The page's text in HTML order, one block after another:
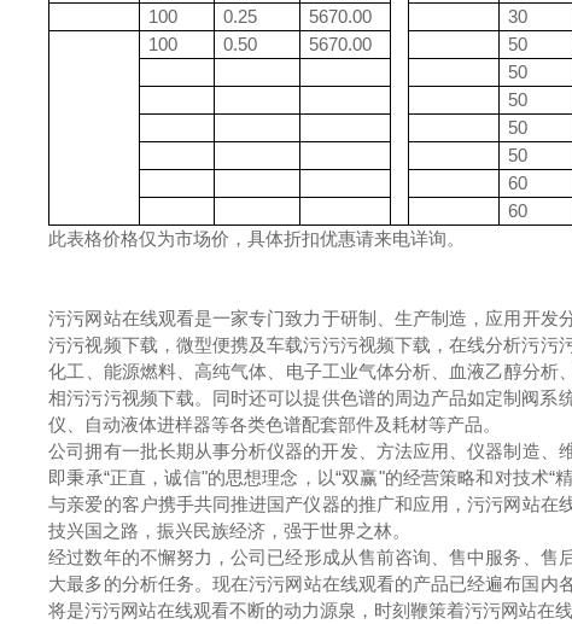
100
0.25 5670.00 30
100
0.50 5670.00 50
50
50
50
50
60
60
此表格价格仅为市场价，具体折扣优惠请来电详询。
污污网站在线观看是一家专门致力于研制、生产制造，应用开发
污污视频下载，微型便携及车载污污污视频下载，在线分析污污污
化工、能源燃料、高纯气体、电子工业气体分析、血液乙醇分
相污污污视频下载。同时还可以提供色谱的周边产品如定制阀系统、工
仪、自动液体进样器等各类色谱配套部件及耗材等产品。
公司拥有一批长期从事分析仪器的开发、方法应用、仪器制造
即秉承“正直，诚信"的思想理念，以“双赢"的经营策略和对技术“
与亲爱的客户携手共同推进国产仪器的推广和应用，污污网站在
技兴国之路，振兴民族经济，强于世界之林。
经过数年的不懈努力，公司已经形成从售前咨询、售中服务
大最多的分析任务。现在污污网站在线观看的产品已经遍布国内各
将是污污网站在线观看不断的动力源泉，时刻鞭策着污污网站在线观